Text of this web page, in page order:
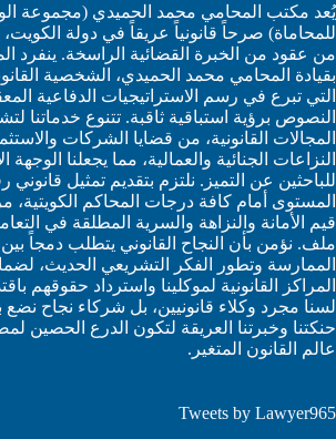
يُعد مكتب المحامي محمد الحميدي (مجموعة
للمحاماة) صرحاً قانونياً عريقاً في دولة
من عقود من الخبرة القضائية الراسخة. ينفرد
بقيادة المحامي محمد الحميدي، الشخصية
التي تبرع في رسم الاستراتيجيات الدفاعية
النصوص برؤية استباقية ثاقبة. تتنوع خدماتنا
المجالات القانونية، من قضايا الشركات
النزاعات الجنائية والعمالية، مما يجعلنا الوجهة
للباحثين عن التميز. نلتزم بتقديم تمثيل قانوني
المستوى أمام كافة درجات المحاكم الكويتية،
قيم الأمانة والنزاهة والسرية المطلقة في
ملف. نؤمن بأن النجاح القانوني يتطلب دمجاً
الممارسة وتطور الفكر التشريعي الحديث،
المراكز القانونية لموكلينا واسترداد حقوقهم
لسنا مجرد وكلاء قانونيين، بل شركاء نجاح نضع
حنكتنا وخبرتنا العريقة لتكون الدرع الحصين
عالم القانون المتغير.
Tweets by Lawyer965